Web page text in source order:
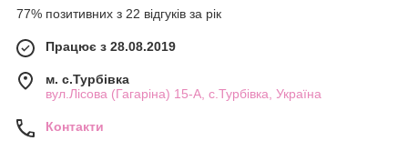
77% позитивних з 22 відгуків за рік
Працює з 28.08.2019
м. с.Турбівка
вул.Лісова (Гагаріна) 15-А, с.Турбівка, Україна
Контакти